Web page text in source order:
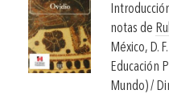
notas de
México, D.
Educación
Mundo) /